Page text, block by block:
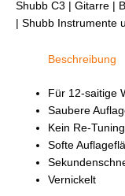
Shubb C3 | Gitarre |
| Shubb Instrumente
Beschreibung
Für 12-saitige
Saubere
Kein Re-
Softe
Vernickelt